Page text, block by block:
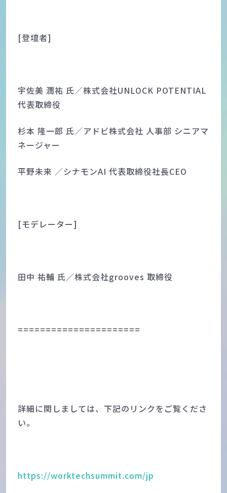
[登壇者]
宇佐美 潤祐 氏／株式会社UNLOCK POTENTIAL
代表取締役
杉本 隆一郎 氏／アドビ株式会社 人事部 シニアマ
ネージャー
平野未来 ／シナモンAI 代表取締役社長CEO
[モデレーター]
田中 祐輔 氏／株式会社grooves 取締役
======================
詳細に関しましては、下記のリンクをご覧くださ
い。
https://worktechsummit.com/jp